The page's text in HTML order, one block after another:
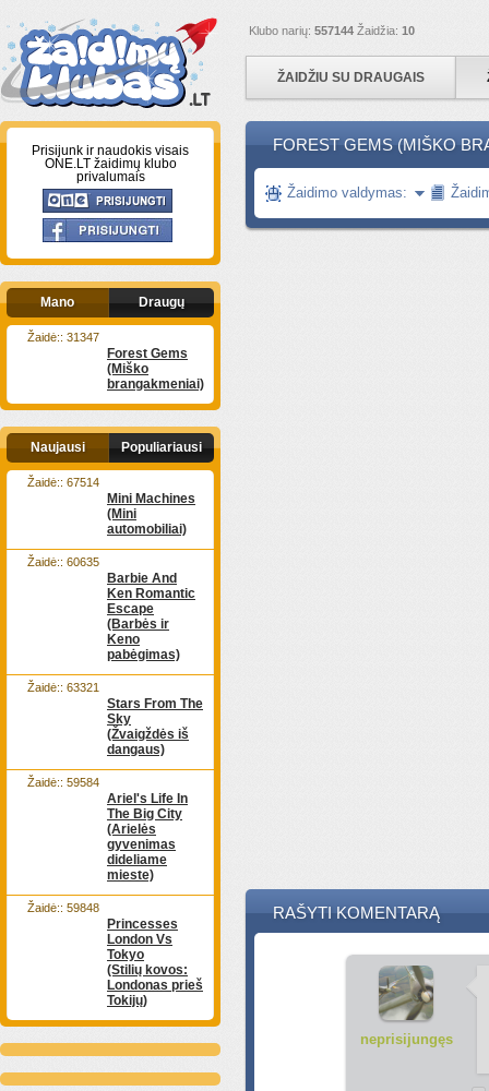
Klubo narių: 557144 Žaidžia: 10
ŽAIDŽIU SU DRAUGAIS
Prisijunk ir naudokis visais
ONE.LT žaidimų klubo
privalumais
Mano Draugų
Forest Gems
(Miško
brangakmeniai)
Žaidė:: 31347
Naujausi Populiariausi
Mini Machines
(Mini
automobiliai)
Žaidė:: 67514
Barbie And
Ken Romantic
Escape
(Barbės ir
Keno
pabėgimas)
Žaidė:: 60635
Stars From The
Sky
(Žvaigždės iš
dangaus)
Žaidė:: 63321
Ariel's Life In
The Big City
(Arielės
gyvenimas
dideliame
mieste)
Žaidė:: 59584
Princesses
London Vs
Tokyo
(Stilių kovos:
Londonas prieš
Tokijų)
Žaidė:: 59848
FOREST GEMS (MIŠKO
Žaidimo valdymas:
RAŠYTI KOMENTARĄ
neprisijungęs